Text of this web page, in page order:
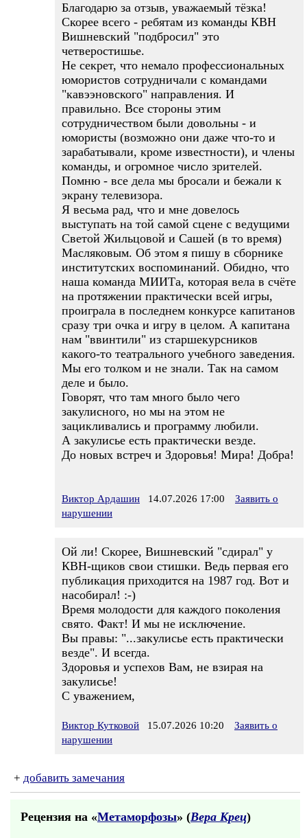
Благодарю за отзыв, уважаемый тёзка!
Скорее всего - ребятам из команды КВН
Вишневский "подбросил" это
четверостишье.
Не секрет, что немало профессиональных
юмористов сотрудничали с командами
"кавээновского" направления. И
правильно. Все стороны этим
сотрудничеством были довольны - и
юмористы (возможно они даже что-то и
зарабатывали, кроме известности), и члены
команды, и огромное число зрителей.
Помню - все дела мы бросали и бежали к
экрану телевизора.
Я весьма рад, что и мне довелось
выступать на той самой сцене с ведущими
Светой Жильцовой и Сашей (в то время)
Масляковым. Об этом я пишу в сборнике
институтских воспоминаний. Обидно, что
наша команда МИИТа, которая вела в счёте
на протяжении практически всей игры,
проиграла в последнем конкурсе капитанов
сразу три очка и игру в целом. А капитана
нам "ввинтили" из старшекурсников
какого-то театрального учебного заведения.
Мы его толком и не знали. Так на самом
деле и было.
Говорят, что там много было чего
закулисного, но мы на этом не
зацикливались и программу любили.
А закулисье есть практически везде.
До новых встреч и Здоровья! Мира! Добра!
Виктор Ардашин 14.07.2026 17:00
Заявить о
нарушении
Ой ли! Скорее, Вишневский "сдирал" у
КВН-щиков свои стишки. Ведь первая его
публикация приходится на 1987 год. Вот и
насобирал! :-)
Время молодости для каждого поколения
свято. Факт! И мы не исключение.
Вы правы: "...закулисье есть практически
везде". И всегда.
Здоровья и успехов Вам, не взирая на
закулисье!
С уважением,
Виктор Кутковой 15.07.2026 10:20
Заявить о
нарушении
+ добавить замечания
Рецензия на «Метаморфозы» (Вера Крец)